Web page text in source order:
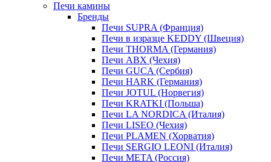
Печи камины
Бренды
Печи SUPRA (Франция)
Печи в изразце KEDDY (Швеция)
Печи THORMA (Германия)
Печи ABX (Чехия)
Печи GUCA (Сербия)
Печи HARK (Германия)
Печи JOTUL (Норвегия)
Печи KRATKI (Польша)
Печи LA NORDICA (Италия)
Печи LISEO (Чехия)
Печи PLAMEN (Хорватия)
Печи SERGIO LEONI (Италия)
Печи META (Россия)